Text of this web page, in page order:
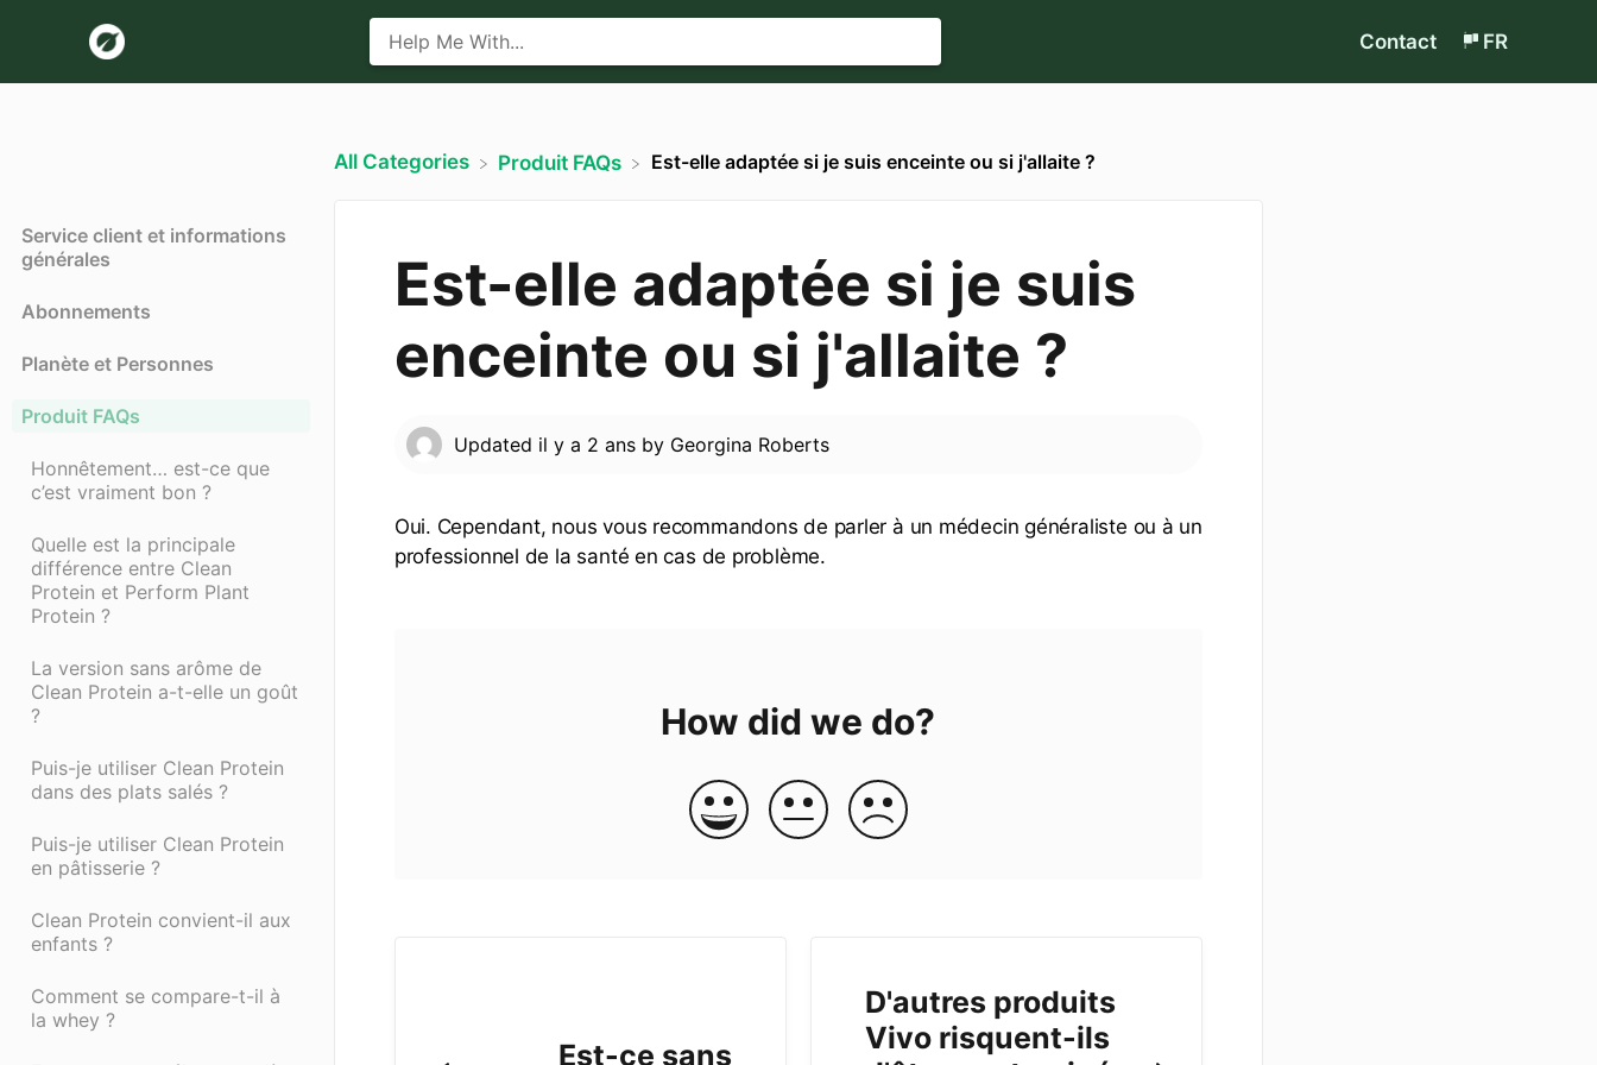
Contact FR
Service client et informations
générales
Abonnements
Planète et Personnes
Produit FAQs
Honnêtement… est-ce que
c’est vraiment bon ?
Quelle est la principale
différence entre Clean
Protein et Perform Plant
Protein ?
La version sans arôme de
Clean Protein a-t-elle un goût
?
Puis-je utiliser Clean Protein
dans des plats salés ?
Puis-je utiliser Clean Protein
en pâtisserie ?
Clean Protein convient-il aux
enfants ?
Comment se compare-t-il à
la whey ?
All Categories ​Produit FAQs Est-elle adaptée si je suis enceinte ou si j'allaite ?
Est-elle adaptée si je suis
enceinte ou si j'allaite ?
Updated il y a 2 ans by Georgina Roberts
Oui. Cependant, nous vous recommandons de parler à un médecin généraliste ou à un
professionnel de la santé en cas de problème.
How did we do?
Est-ce sans
D'autres produits
Vivo risquent-ils